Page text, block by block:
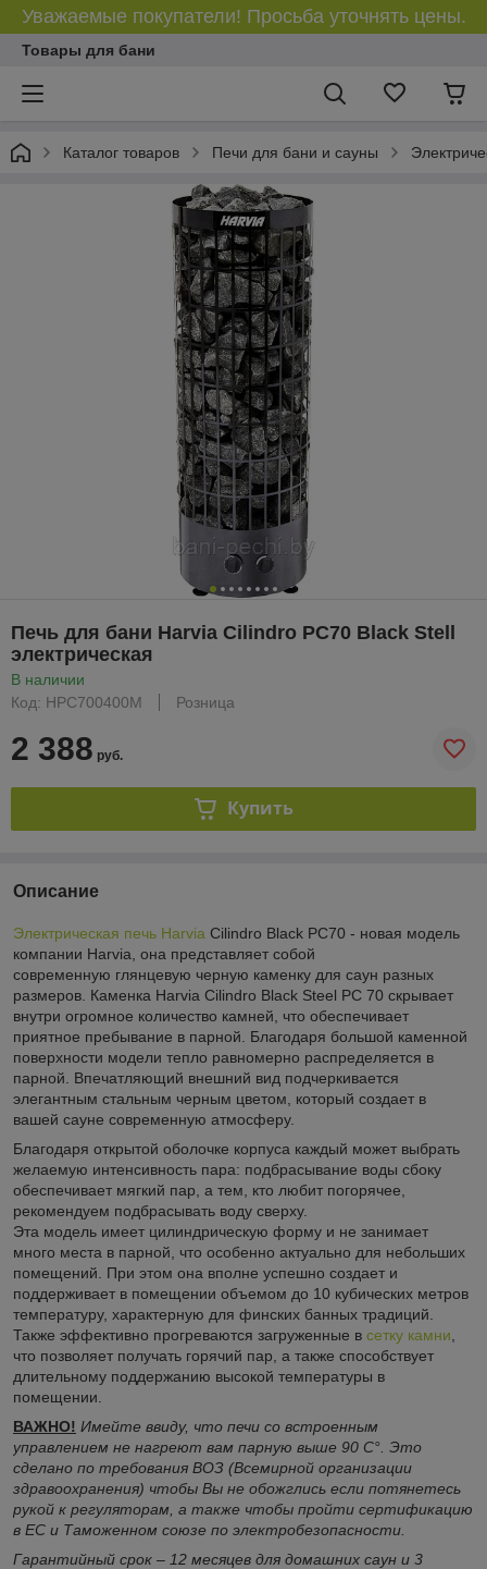
Уважаемые покупатели! Просьба уточнять цены.
Товары для бани
Каталог товаров Печи для бани и сауны
Печь для бани Harvia Cilindro PC70 Black Stell
электрическая
В наличии
Код: HPC700400M
Розница
2 388 руб.
Купить
Описание
Электрическая печь Harvia Cilindro Black PC70 - новая модель
компании Harvia, она представляет собой
современную глянцевую черную каменку для саун разных
размеров. Каменка Harvia Cilindro Black Steel PC 70 скрывает
внутри огромное количество камней, что обеспечивает
приятное пребывание в парной. Благодаря большой каменной
поверхности модели тепло равномерно распределяется в
парной. Впечатляющий внешний вид подчеркивается
элегантным стальным черным цветом, который создает в
вашей сауне современную атмосферу.
Благодаря открытой оболочке корпуса каждый может выбрать
желаемую интенсивность пара: подбрасывание воды сбоку
обеспечивает мягкий пар, а тем, кто любит погорячее,
рекомендуем подбрасывать воду сверху.
Эта модель имеет цилиндрическую форму и не занимает
много места в парной, что особенно актуально для небольших
помещений. При этом она вполне успешно создает и
поддерживает в помещении объемом до 10 кубических метров
температуру, характерную для финских банных традиций.
Также эффективно прогреваются загруженные в сетку камни
что позволяет получать горячий пар, а также способствует
длительному поддержанию высокой температуры в
помещении.
ВАЖНО! Имейте ввиду, что печи со встроенным
управлением не нагреют вам парную выше 90 С°. Это
сделано по требования ВОЗ (Всемирной организации
здравоохранения) чтобы Вы не обожглись если потянетесь
рукой к регуляторам, а также чтобы пройти сертификацию
в ЕС и Таможенном союзе по электробезопасности.
Гарантийный срок – 12 месяцев для домашних саун и 3